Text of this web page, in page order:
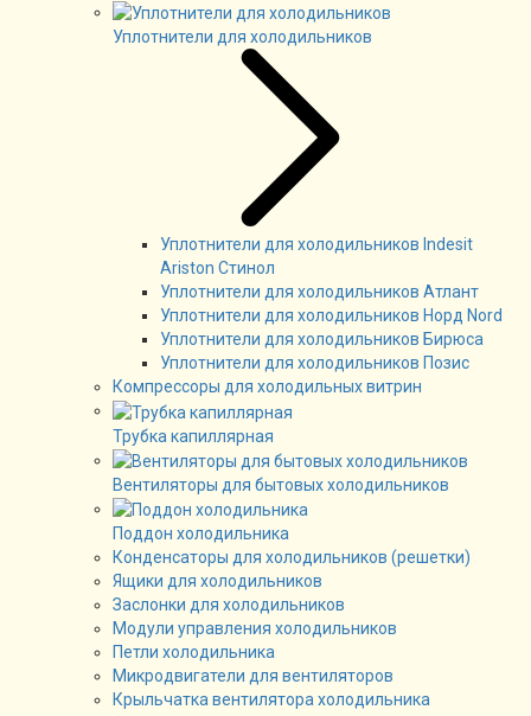
Уплотнители для холодильников
Уплотнители для холодильников Indesit
Ariston Стинол
Уплотнители для холодильников Атлант
Уплотнители для холодильников Норд Nord
Уплотнители для холодильников Бирюса
Уплотнители для холодильников Позис
Компрессоры для холодильных витрин
Трубка капиллярная
Вентиляторы для бытовых холодильников
Поддон холодильника
Конденсаторы для холодильников (решетки)
Ящики для холодильников
Заслонки для холодильников
Модули управления холодильников
Петли холодильника
Микродвигатели для вентиляторов
Крыльчатка вентилятора холодильника